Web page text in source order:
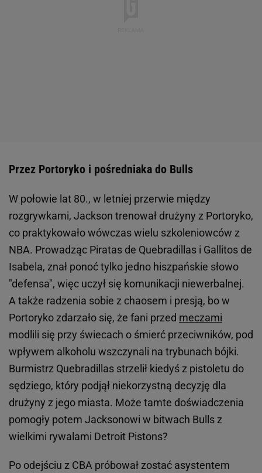
Przez Portoryko i pośredniaka do Bulls
W połowie lat 80., w letniej przerwie między
rozgrywkami, Jackson trenował drużyny z Portoryko,
co praktykowało wówczas wielu szkoleniowców z
NBA. Prowadząc Piratas de Quebradillas i Gallitos de
Isabela, znał ponoć tylko jedno hiszpańskie słowo
"defensa", więc uczył się komunikacji niewerbalnej.
A także radzenia sobie z chaosem i presją, bo w
Portoryko zdarzało się, że fani przed meczami
modlili się przy świecach o śmierć przeciwników, pod
wpływem alkoholu wszczynali na trybunach bójki.
Burmistrz Quebradillas strzelił kiedyś z pistoletu do
sędziego, który podjął niekorzystną decyzję dla
drużyny z jego miasta. Może tamte doświadczenia
pomogły potem Jacksonowi w bitwach Bulls z
wielkimi rywalami Detroit Pistons?
Po odejściu z CBA próbował zostać asystentem